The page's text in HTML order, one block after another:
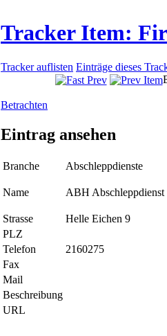
Tracker Item:
Tracker auflisten Einträge dieses
Betrachten
Eintrag ansehen
Branche Abschleppdienste
Name ABH Abschleppdienst
Strasse
Helle Eichen 9
PLZ
Telefon
2160275
Fax
Mail
Beschreibung
URL